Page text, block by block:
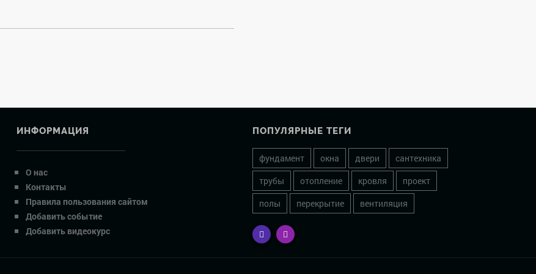
ИНФОРМАЦИЯ
О нас
Контакты
Правила пользования сайтом
Добавить событие
Добавить видеокурс
ПОПУЛЯРНЫЕ ТЕГИ
фундамент окна двери
сантехника
трубы
отопление кровля
проект
полы
перекрытие вентиляция